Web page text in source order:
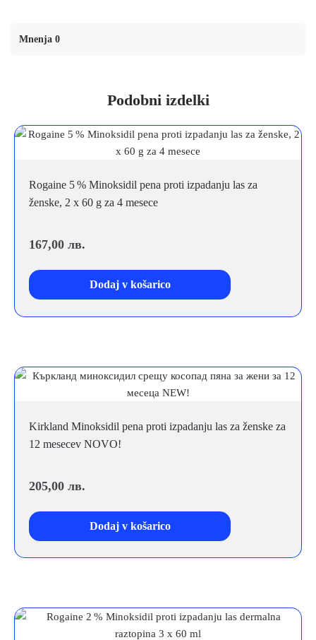
Mnenja 0
Podobni izdelki
Rogaine 5 % Minoksidil pena proti izpadanju las za
ženske, 2 x 60 g za 4 mesece
167,00 лв.
Dodaj v košarico
Kirkland Minoksidil pena proti izpadanju las za ženske za
12 mesecev NOVO!
205,00 лв.
Dodaj v košarico